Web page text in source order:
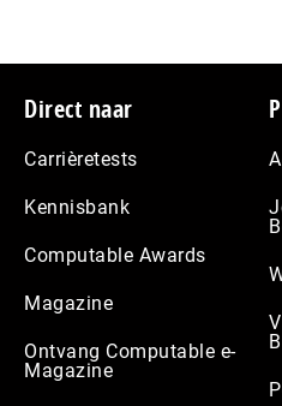
Footer
Direct naar
Carrièretests
Kennisbank
Computable Awards
Magazine
Ontvang Computable e-
Magazine